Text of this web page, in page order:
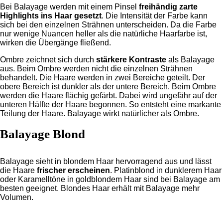
Bei Balayage werden mit einem Pinsel freihändig zarte
Highlights ins Haar gesetzt. Die Intensität der Farbe kann
sich bei den einzelnen Strähnen unterscheiden. Da die Farbe
nur wenige Nuancen heller als die natürliche Haarfarbe ist,
wirken die Übergänge fließend.
Ombre zeichnet sich durch stärkere Kontraste als Balayage
aus. Beim Ombre werden nicht die einzelnen Strähnen
behandelt. Die Haare werden in zwei Bereiche geteilt. Der
obere Bereich ist dunkler als der untere Bereich. Beim Ombre
werden die Haare flächig gefärbt. Dabei wird ungefähr auf der
unteren Hälfte der Haare begonnen. So entsteht eine markante
Teilung der Haare. Balayage wirkt natürlicher als Ombre.
Balayage Blond
Balayage sieht in blondem Haar hervorragend aus und lässt
die Haare frischer erscheinen. Platinblond in dunklerem Haar
oder Karamelltöne in goldblondem Haar sind bei Balayage am
besten geeignet. Blondes Haar erhält mit Balayage mehr
Volumen.